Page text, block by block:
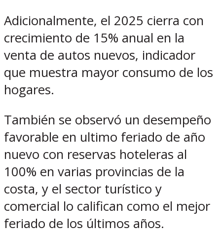
Adicionalmente, el 2025 cierra con
crecimiento de 15% anual en la
venta de autos nuevos, indicador
que muestra mayor consumo de los
hogares.
También se observó un desempeño
favorable en ultimo feriado de año
nuevo con reservas hoteleras al
100% en varias provincias de la
costa, y el sector turístico y
comercial lo califican como el mejor
feriado de los últimos años.